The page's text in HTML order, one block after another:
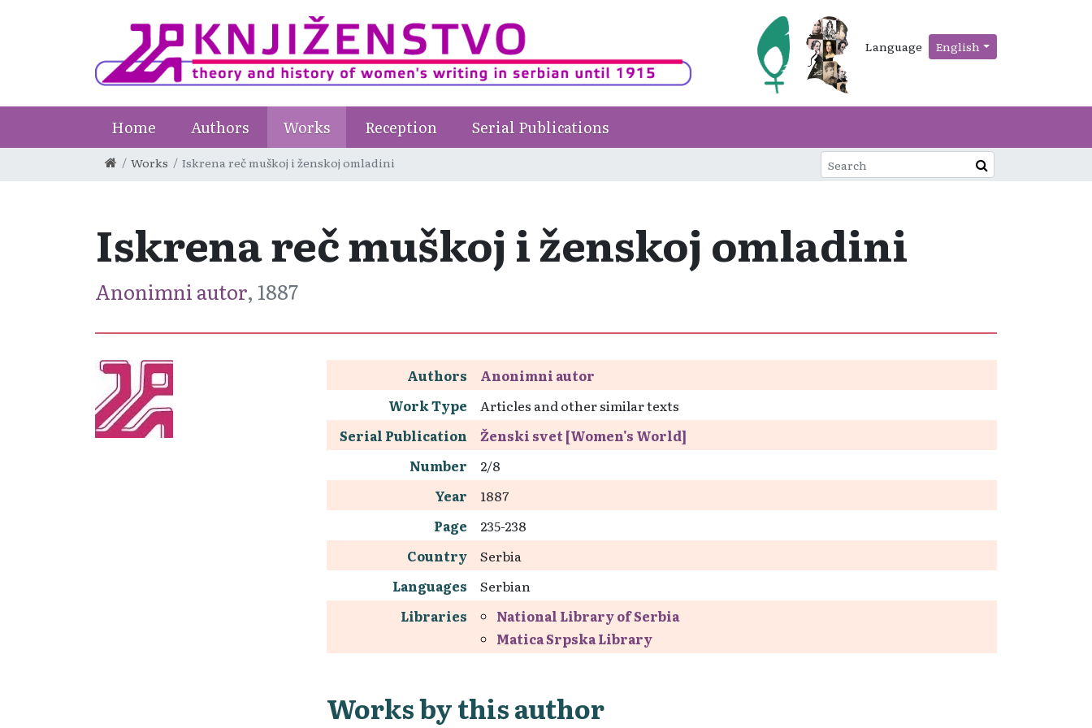
Language English
Home Authors Works Reception Serial Publications
Works Iskrena reč muškoj i ženskoj omladini
Iskrena reč muškoj i ženskoj omladini
Anonimni autor, 1887
Authors
Anonimni autor
Work Type
Articles and other similar texts
Serial Publication
Ženski svet [Women's World]
Number
2/8
Year
1887
Page
235-238
Country
Serbia
Languages
Serbian
Libraries
National Library of Serbia
Matica Srpska Library
Works by this author